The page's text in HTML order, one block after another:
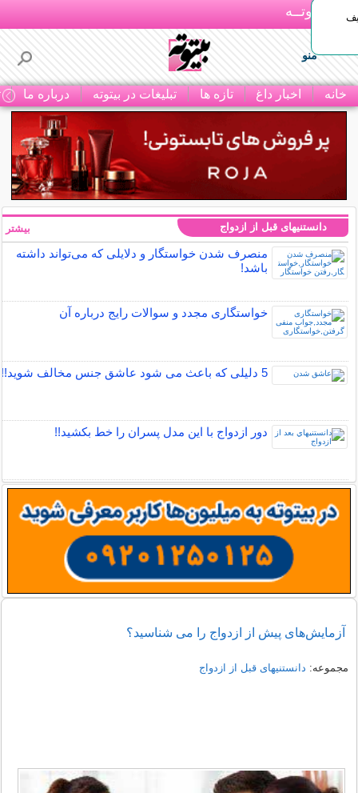
بـیتوتــه
منو
خانه اخبار داغ تازه ها تبلیغات در بیتوته درباره ما
دانستنیهای قبل از ازدواج
منصرف شدن خواستگار و دلایلی که می‌تواند داشته
باشد!
خواستگاری مجدد و سوالات رایج درباره آن
5 دلیلی که باعث می شود عاشق جنس مخالف شوید!!
دور ازدواج با این مدل پسران را خط بکشید!!
بیشتر
آزمایش‌های پیش از ازدواج را می شناسید؟
مجموعه: دانستنیهای قبل از ازدواج